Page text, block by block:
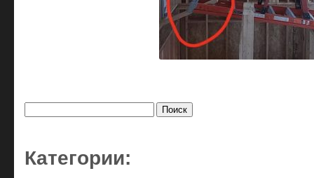
Категории: